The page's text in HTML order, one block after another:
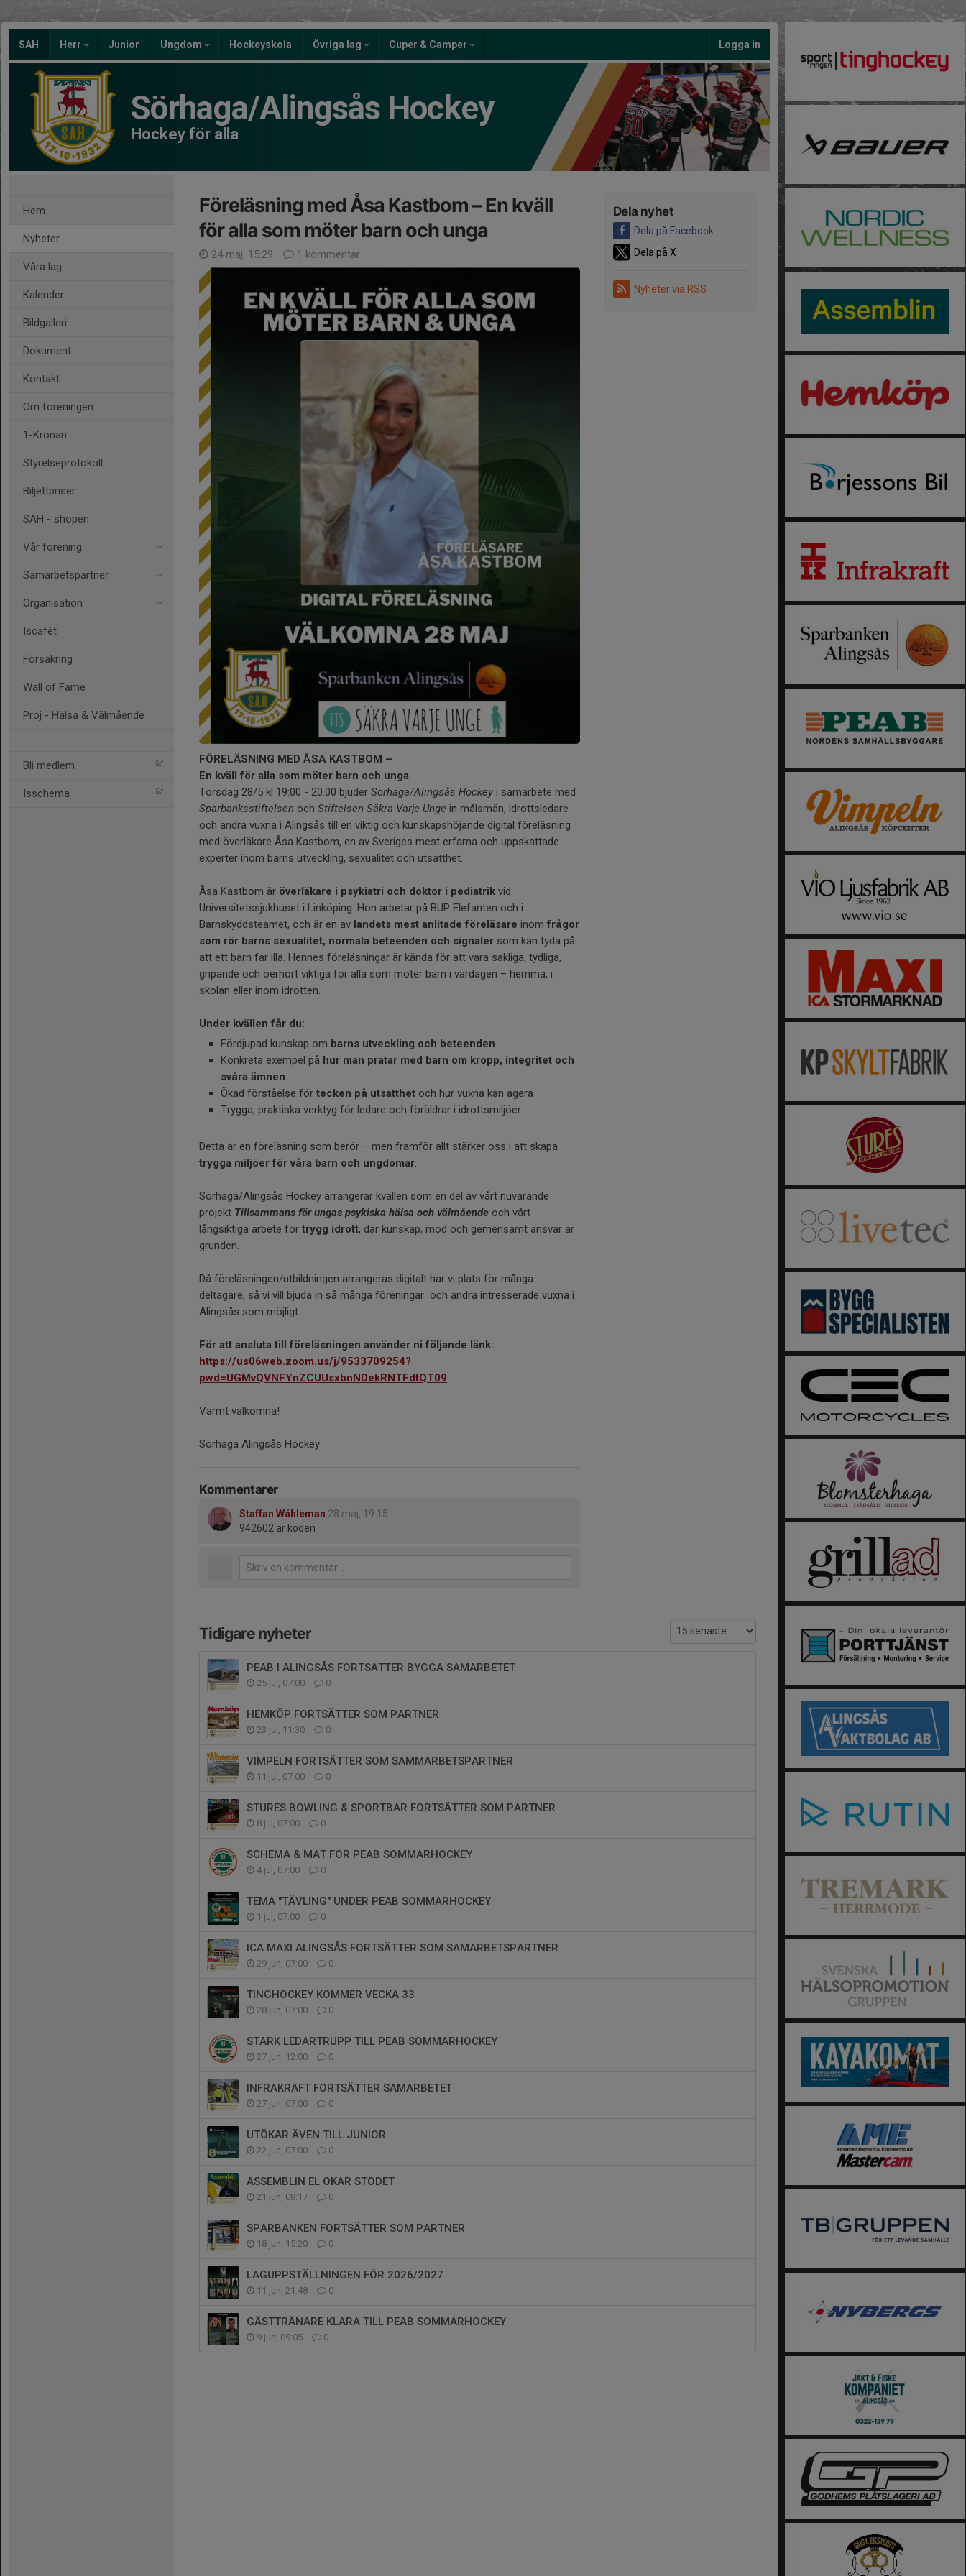
SAH Herr Junior Ungdom Hockeyskola Övriga lag Cuper & Camper Logga in
Sörhaga/Alingsås Hockey
Hockey för alla
Hem
Nyheter
Våra lag
Kalender
Bildgalleri
Dokument
Kontakt
Om föreningen
1-Kronan
Styrelseprotokoll
Biljettpriser
SAH - shopen
Vår förening
Samarbetspartner
Organisation
Iscafét
Försäkring
Wall of Fame
Proj - Hälsa & Välmående
Bli medlem
Isschema
Dela nyhet
Dela på Facebook
Dela på X
Nyheter via RSS
Föreläsning med Åsa Kastbom – En kväll
för alla som möter barn och unga
24 maj, 15:29 1 kommentar
FÖRELÄSNING MED ÅSA KASTBOM –
En kväll för alla som möter barn och unga
Torsdag 28/5 kl 19:00 - 20.00 bjuder Sörhaga/Alingsås Hockey i samarbete med
Sparbanksstiftelsen och Stiftelsen Säkra Varje Unge in målsmän, idrottsledare
och andra vuxna i Alingsås till en viktig och kunskapshöjande digital föreläsning
med överläkare Åsa Kastbom, en av Sveriges mest erfarna och uppskattade
experter inom barns utveckling, sexualitet och utsatthet.
Åsa Kastbom är överläkare i psykiatri och doktor i pediatrik vid
Universitetssjukhuset i Linköping. Hon arbetar på BUP Elefanten och i
Barnskyddsteamet, och är en av landets mest anlitade föreläsare inom frågor
som rör barns sexualitet, normala beteenden och signaler som kan tyda på
att ett barn far illa. Hennes föreläsningar är kända för att vara sakliga, tydliga,
gripande och oerhört viktiga för alla som möter barn i vardagen – hemma, i
skolan eller inom idrotten.
Under kvällen får du:
Fördjupad kunskap om barns utveckling och beteenden
Konkreta exempel på hur man pratar med barn om kropp, integritet och
svåra ämnen
Ökad förståelse för tecken på utsatthet och hur vuxna kan agera
Trygga, praktiska verktyg för ledare och föräldrar i idrottsmiljöer
Detta är en föreläsning som berör – men framför allt stärker oss i att skapa
trygga miljöer för våra barn och ungdomar
Sörhaga/Alingsås Hockey arrangerar kvällen som en del av vårt nuvarande
projekt Tillsammans för ungas psykiska hälsa och välmående och vårt
långsiktiga arbete för trygg idrott, där kunskap, mod och gemensamt ansvar är
grunden.
Då föreläsningen/utbildningen arrangeras digitalt har vi plats för många
deltagare, så vi vill bjuda in så många föreningar och andra intresserade vuxna i
Alingsås som möjligt.
För att ansluta till föreläsningen använder ni följande länk:
https://us06web.zoom.us/j/9533709254?
pwd=UGMvQVNFYnZCUUsxbnNDekRNTFdtQT09
Varmt välkomna!
Sörhaga Alingsås Hockey
Kommentarer
Staffan Wåhleman 28 maj, 19:15
942602 är koden
Tidigare nyheter
PEAB I ALINGSÅS FORTSÄTTER BYGGA SAMARBETET
25 jul, 07:00 0
HEMKÖP FORTSÄTTER SOM PARTNER
23 jul, 11:30 0
VIMPELN FORTSÄTTER SOM SAMMARBETSPARTNER
11 jul, 07:00 0
STURES BOWLING & SPORTBAR FORTSÄTTER SOM PARTNER
8 jul, 07:00 0
SCHEMA & MAT FÖR PEAB SOMMARHOCKEY
4 jul, 07:00 0
TEMA "TÄVLING" UNDER PEAB SOMMARHOCKEY
1 jul, 07:00 0
ICA MAXI ALINGSÅS FORTSÄTTER SOM SAMARBETSPARTNER
29 jun, 07:00 0
TINGHOCKEY KOMMER VECKA 33
28 jun, 07:00 0
STARK LEDARTRUPP TILL PEAB SOMMARHOCKEY
27 jun, 12:00 0
INFRAKRAFT FORTSÄTTER SAMARBETET
27 jun, 07:00 0
UTÖKAR ÄVEN TILL JUNIOR
22 jun, 07:00 0
ASSEMBLIN EL ÖKAR STÖDET
21 jun, 08:17 0
SPARBANKEN FORTSÄTTER SOM PARTNER
18 jun, 15:20 0
LAGUPPSTÄLLNINGEN FÖR 2026/2027
11 jun, 21:48 0
GÄSTTRÄNARE KLARA TILL PEAB SOMMARHOCKEY
9 jun, 09:05 0